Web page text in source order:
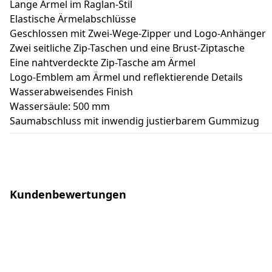
Lange Ärmel im Raglan-Stil
Elastische Ärmelabschlüsse
Geschlossen mit Zwei-Wege-Zipper und Logo-Anhänger
Zwei seitliche Zip-Taschen und eine Brust-Ziptasche
Eine nahtverdeckte Zip-Tasche am Ärmel
Logo-Emblem am Ärmel und reflektierende Details
Wasserabweisendes Finish
Wassersäule: 500 mm
Saumabschluss mit inwendig justierbarem Gummizug
Kundenbewertungen